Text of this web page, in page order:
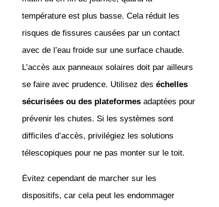
température est plus basse. Cela réduit les
risques de fissures causées par un contact
avec de l’eau froide sur une surface chaude.
L’accès aux panneaux solaires doit par ailleurs
se faire avec prudence. Utilisez des échelles
sécurisées ou des plateformesadaptées pour
prévenir les chutes. Si les systèmes sont
difficiles d’accès, privilégiez les solutions
télescopiques pour ne pas monter sur le toit.
Évitez cependant de marcher sur les
dispositifs, car cela peut les endommager